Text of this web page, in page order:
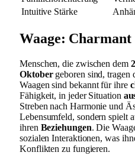
Intuitive Stärke
Waage: Charmant
Menschen, die zwischen dem
Oktobergeboren sind, tragen
Waagen sind bekannt für ihre
Fähigkeit, in jeder Situation
Streben nach Harmonie und
Lebensumfeld, sondern spielt
ihren Beziehungen. Die
sozialen Interaktionen, was
Konflikten zu fungieren.